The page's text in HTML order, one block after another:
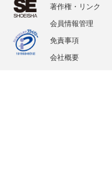
著作権・リンク
会員情報管理
免責事項
会社概要